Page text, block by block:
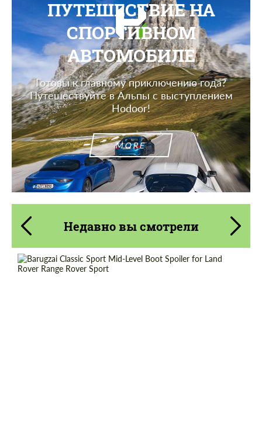
ПУТЕШЕСТВИЕ НА
СПОРТИВНОМ
АВТОМОБИЛЕ
Готовы к главному приключению года?
Путешествуйте в Альпы с выступлением
Hodoor!
MORE
Недавно вы смотрели